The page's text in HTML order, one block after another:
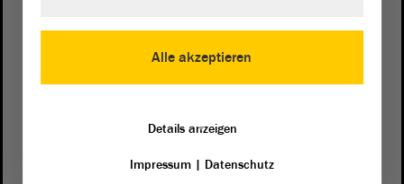
Alle akzeptieren
Details anzeigen
Impressum| Datenschutz